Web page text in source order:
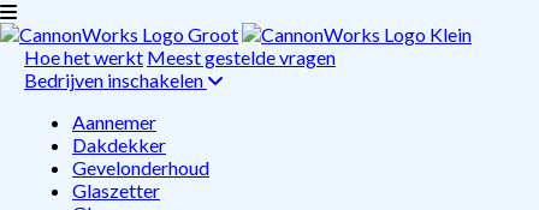
Hoe het werkt Meest gestelde vragen
Bedrijven inschakelen
Aannemer
Dakdekker
Gevelonderhoud
Glaszetter